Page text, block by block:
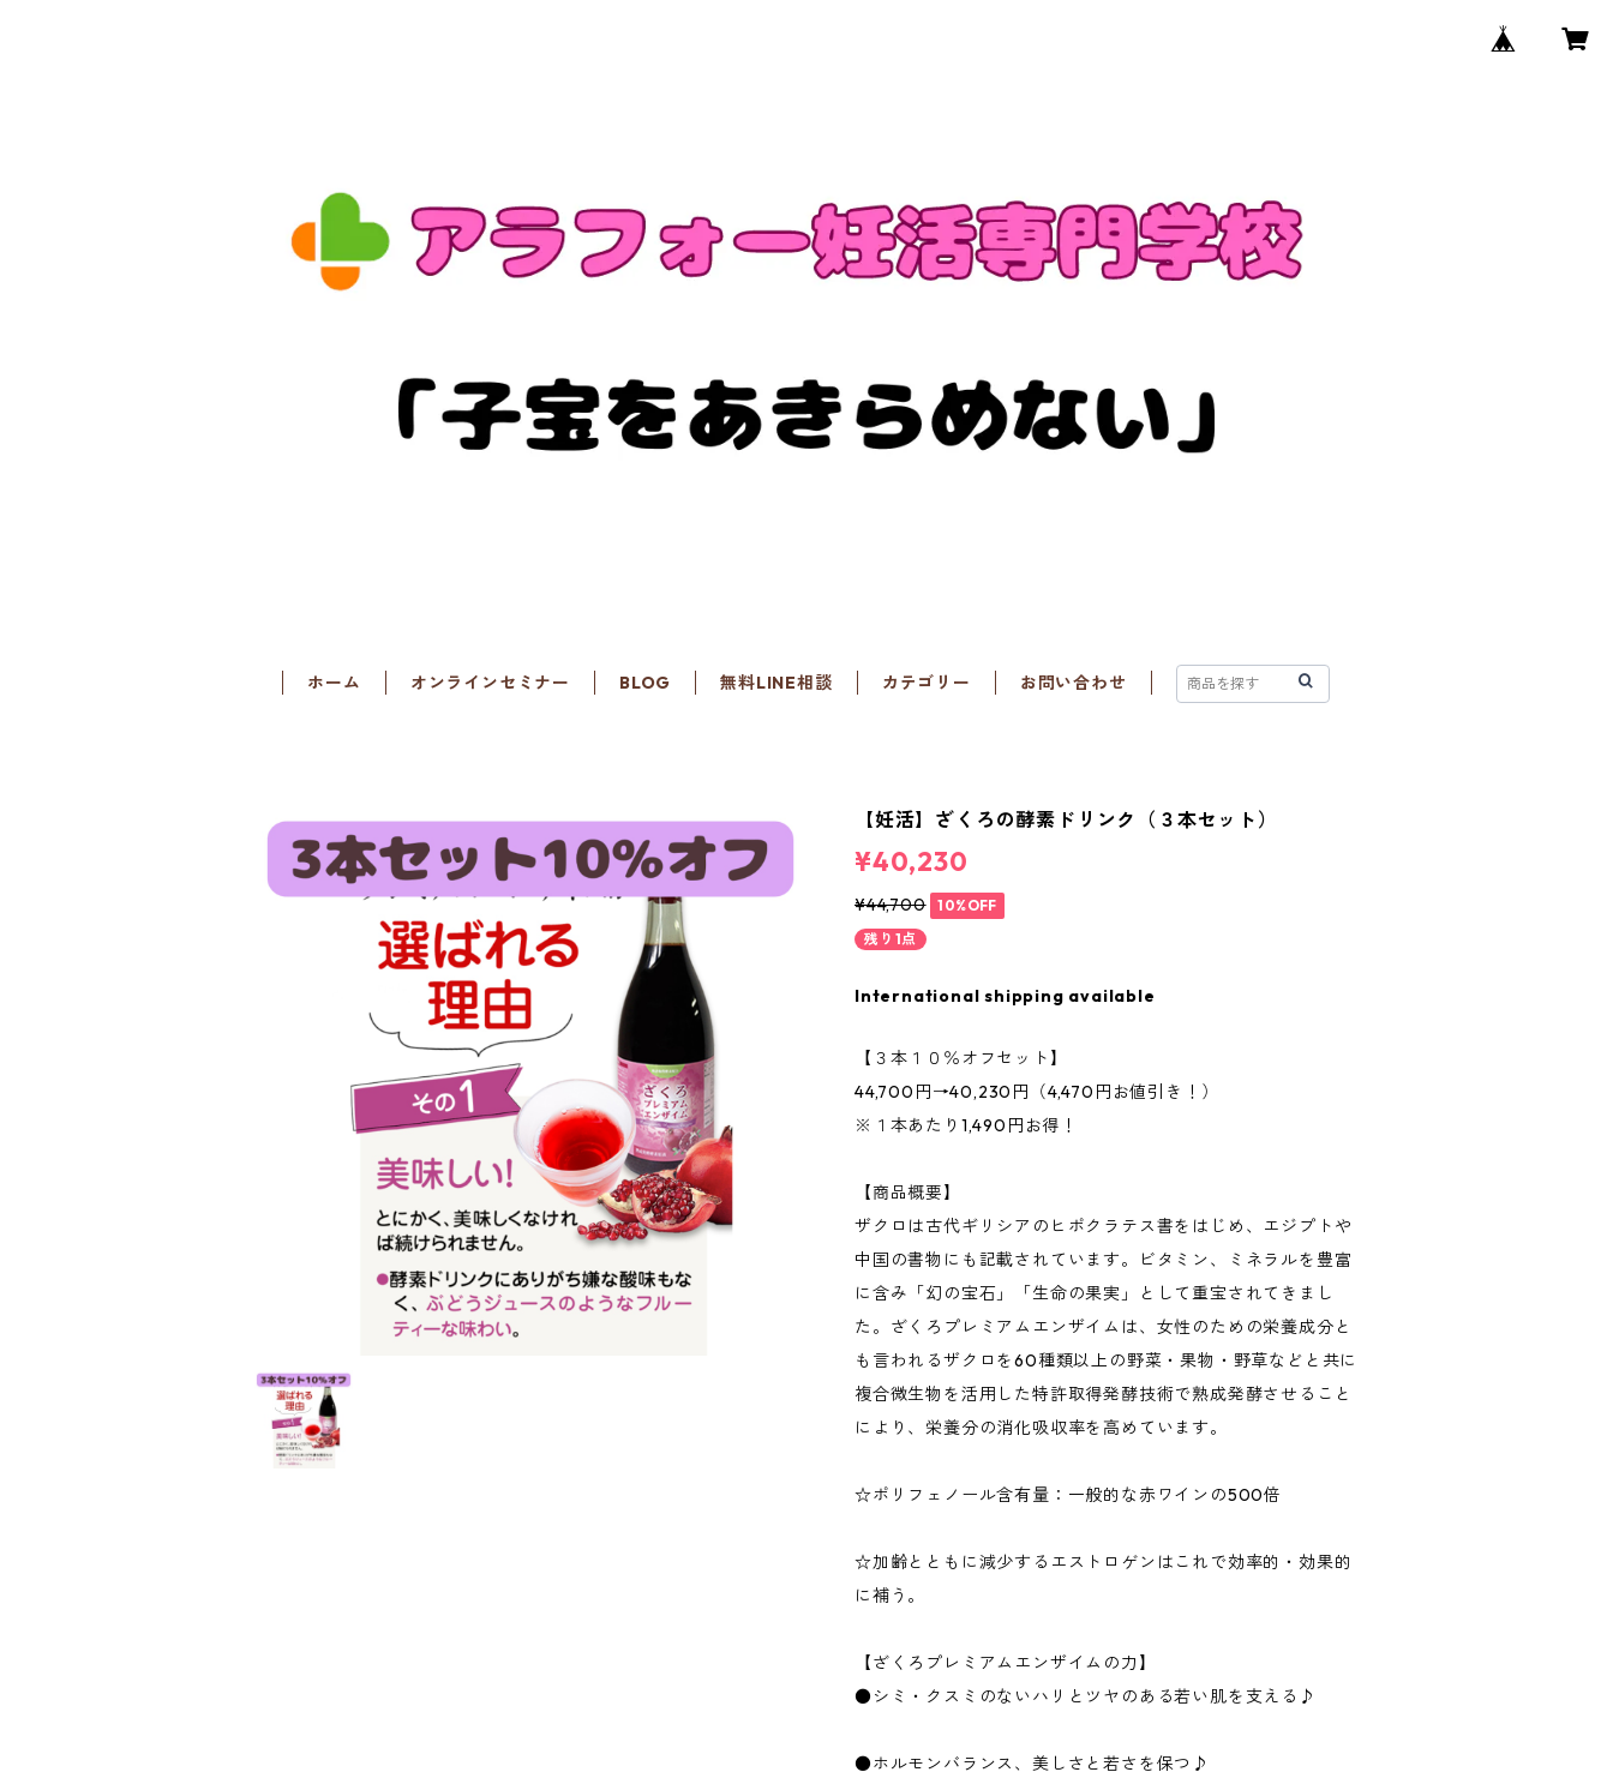
ホーム オンラインセミナー BLOG 無料LINE相談 カテゴリー お問い合わせ
【妊活】ざくろの酵素ドリンク（３本セット）
¥40,230
¥44,700
10%OFF
残り1点
International shipping available
【３本１０％オフセット】
44,700円→40,230円（4,470円お値引き！）
※１本あたり1,490円お得！
【商品概要】
ザクロは古代ギリシアのヒポクラテス書をはじめ、エジプトや
中国の書物にも記載されています。ビタミン、ミネラルを豊富
に含み「幻の宝石」「生命の果実」として重宝されてきまし
た。ざくろプレミアムエンザイムは、女性のための栄養成分と
も言われるザクロを60種類以上の野菜・果物・野草などと共に
複合微生物を活用した特許取得発酵技術で熟成発酵させること
により、栄養分の消化吸収率を高めています。
☆ポリフェノール含有量：一般的な赤ワインの500倍
☆加齢とともに減少するエストロゲンはこれで効率的・効果的
に補う。
【ざくろプレミアムエンザイムの力】
●シミ・クスミのないハリとツヤのある若い肌を支える♪
●ホルモンバランス、美しさと若さを保つ♪